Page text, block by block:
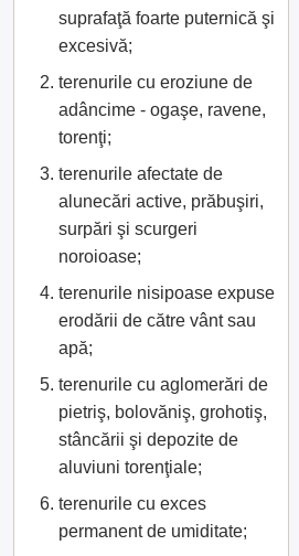
suprafaţă foarte puternică şi
excesivă;
terenurile cu eroziune de
adâncime - ogaşe, ravene,
torenţi;
terenurile afectate de
alunecări active, prăbuşiri,
surpări şi scurgeri
noroioase;
terenurile nisipoase expuse
erodării de către vânt sau
apă;
terenurile cu aglomerări de
pietriş, bolovăniş, grohotiş,
stâncării şi depozite de
aluviuni torenţiale;
terenurile cu exces
permanent de umiditate;